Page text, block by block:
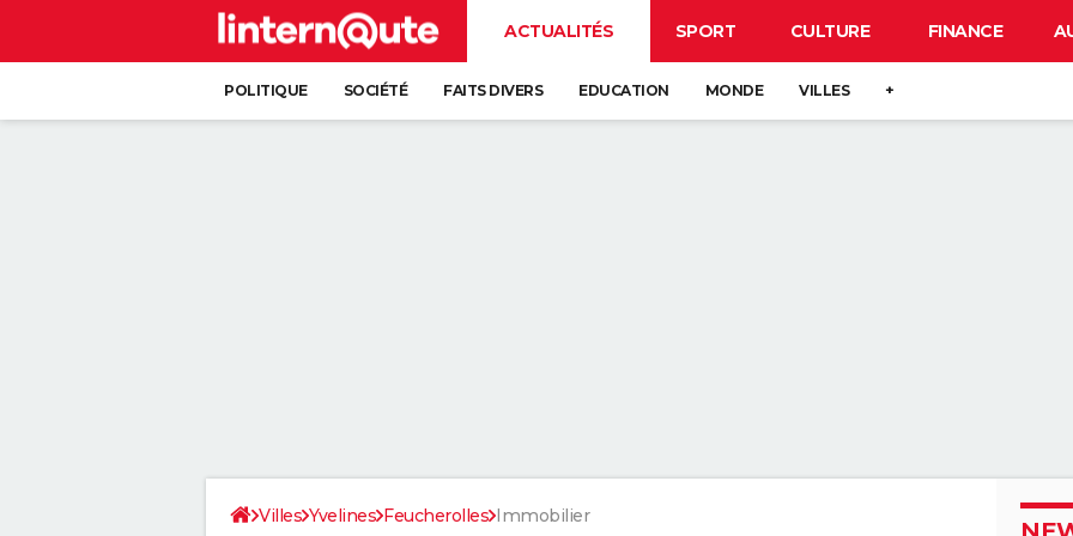
ACTUALITÉS SPORT CULTURE FINANCE
POLITIQUE SOCIÉTÉ FAITS DIVERS EDUCATION MONDE VILLES +
Villes Yvelines Feucherolles Immobilier